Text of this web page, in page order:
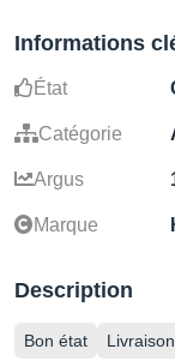
Informations
État
Catégorie
Argus
Marque
Description
Bon état